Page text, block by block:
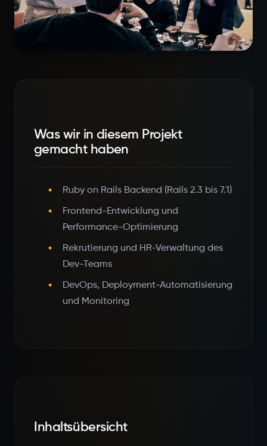
Was wir in diesem Projekt
gemacht haben
Ruby on Rails Backend (Rails 2.3 bis 7.1)
Frontend-Entwicklung und
Performance-Optimierung
Rekrutierung und HR-Verwaltung des
Dev-Teams
DevOps, Deployment-Automatisierung
und Monitoring
Inhaltsübersicht